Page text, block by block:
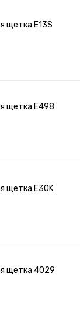
щетка E13S
щетка E498
щетка E30K
щетка 4029